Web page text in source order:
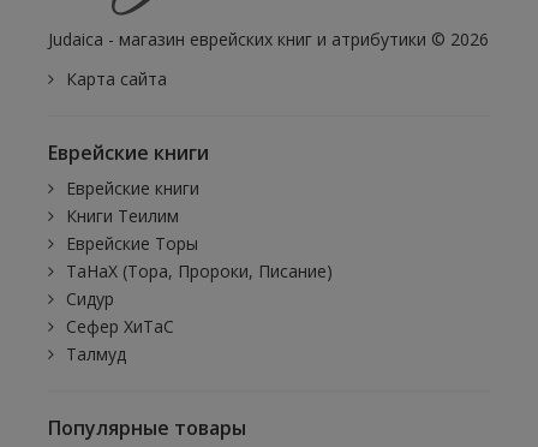
Judaica - магазин еврейских книг и атрибутики © 2026
Карта сайта
Еврейские книги
Еврейские книги
Книги Теилим
Еврейские Торы
ТаНаХ (Тора, Пророки, Писание)
Сидур
Сефер ХиТаС
Талмуд
Популярные товары